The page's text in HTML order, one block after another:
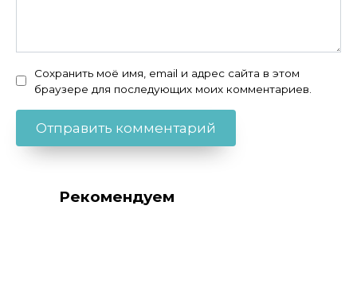
Сохранить моё имя, email и адрес сайта в этом
браузере для последующих моих комментариев.
Рекомендуем